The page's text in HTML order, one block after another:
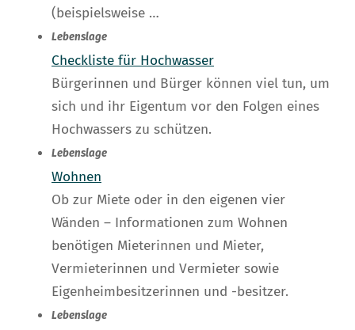
(beispielsweise …
Lebenslage
Checkliste für Hochwasser
Bürgerinnen und Bürger können viel tun, um
sich und ihr Eigentum vor den Folgen eines
Hochwassers zu schützen.
Lebenslage
Wohnen
Ob zur Miete oder in den eigenen vier
Wänden – Informationen zum Wohnen
benötigen Mieterinnen und Mieter,
Vermieterinnen und Vermieter sowie
Eigenheimbesitzerinnen und -besitzer.
Lebenslage